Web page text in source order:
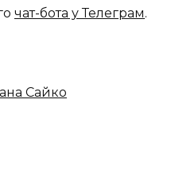
чат-бота у Телеграм.
Сайко